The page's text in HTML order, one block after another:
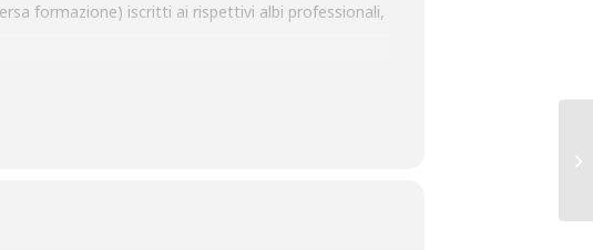
formazione) iscritti ai rispettivi albi professionali,